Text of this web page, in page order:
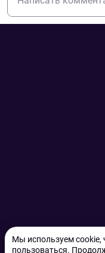
Мы используем
пользоваться.